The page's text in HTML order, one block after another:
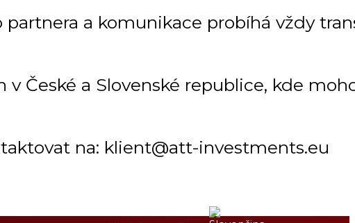
a komunikace probíhá vždy
České a Slovenské republice, kde
na: klient@att-investments.eu